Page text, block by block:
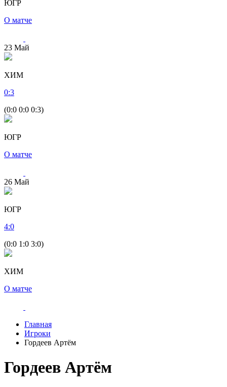
ЮГР
О матче
23 Май
ХИМ
0:3
(0:0 0:0 0:3)
ЮГР
О матче
26 Май
ЮГР
4:0
(0:0 1:0 3:0)
ХИМ
О матче
Главная
Игроки
Гордеев Артём
Гордеев Артём